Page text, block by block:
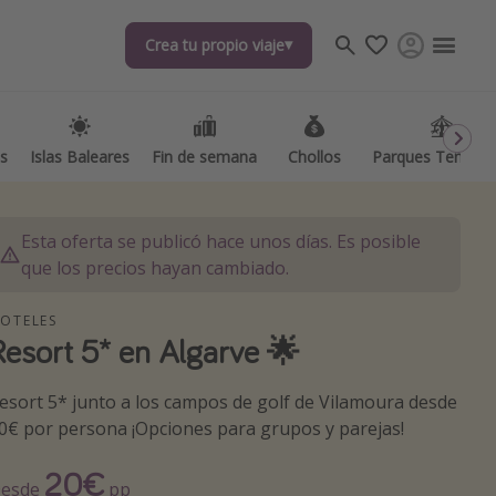
Crea tu propio viaje
Islas Baleares Fin de semana Chollos Parques
Crea tu propio viaje
Islas Baleares Fin de semana Chollos Parques
destinos
Esta oferta se publicó hace unos días. Es posible
que los precios hayan cambiado.
5* en Algarve 🌟
5* junto a los campos de golf de Vilamoura desde
por persona ¡Opciones para grupos y parejas!
20€ pp